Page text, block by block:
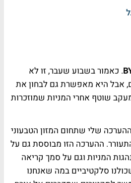
. כאמור בשבוע שעבר, זו לא
אבל היא מאפשרת גם לבחון את
שוטף אחרי המניות שמוזכרות
שלי שתחום המזון הטבעוני
ההערכה הזו מבוססת גם על
המניות וגם על סמך קריאה
סלקטיביים במה שאנחנו